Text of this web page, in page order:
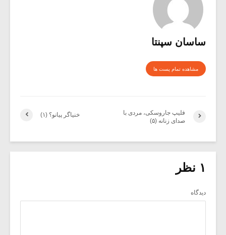
ساسان سپنتا
مشاهده تمام پست ها
خنیاگر پیانو؟ (۱)
فلیپ جاروسکی، مردی با
صدای زنانه (۵)
۱ نظر
دیدگاه